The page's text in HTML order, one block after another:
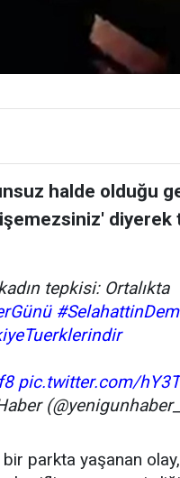
halde olduğu
diyerek
tepkisi: Ortalıkta
pic.twitter.com/
parkta yaşanan